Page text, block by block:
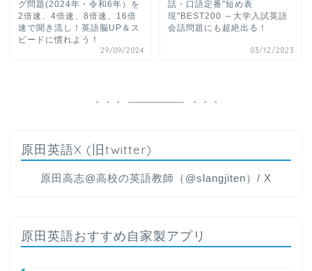
グ問題(2024年・令和6年）を
2倍速、4倍速、8倍速、16倍
速で聞き流し！英語脳UP＆ス
ピードに慣れよう！
29/09/2024
話・口語定番"短め表
現"BEST200 ～大学入試英語
会話問題にも超絶出る！
03/12/2023
原田英語X (旧twitter)
原田高志@高校の英語教師（@slangjiten）/ X
原田英語おすすめ自家製アプリ